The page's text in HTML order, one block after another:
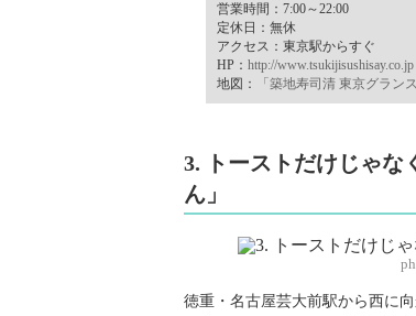
営業時間：7:00～22:00
定休日：無休
アクセス：東京駅からすぐ
HP： http://www.tsukijisushisay.co.jp
地図：
「築地寿司清 東京グラン
3. トーストだけじゃな
ん」
徳重・名古屋芸大前駅から西に